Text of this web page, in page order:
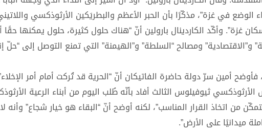
في غزة”، مذكّرًا بأن الحبر الأعظم والبطريَكين الأرثوذكسي
غزة”. وأكّد الكاردينال بارولين أنّ “هناك حلول كثيرة، حلول يمكنها
و”الاقتصادية” ومصالح “السلطة” و”الهيمنة” التي تمنع التوصل إلى
أمين سرّ دولة حاضرة الفاتيكان أنّ “الحرية قد تُركت أمام أمر
ثيوفيلوس الثالث أفاد بأنّه طُلب اليوم من أبناء الرعية
من اتخاذ القرار المناسب”، لكنه أوضح أنّ “البقاء هو خيار شجاع”
ميدانيًا على الأرض”.